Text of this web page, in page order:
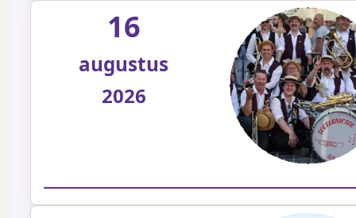
16
augustus
2026